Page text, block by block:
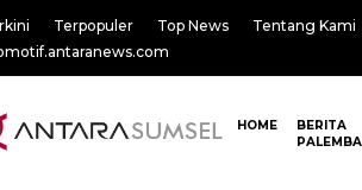
Terpopuler Top News
Tentang Kami
HOME
BERITA